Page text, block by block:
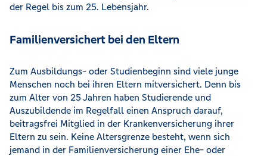
der Regel bis zum 25. Lebensjahr.
Familienversichert bei den Eltern
Zum Ausbildungs- oder Studienbeginn sind viele junge
Menschen noch bei ihren Eltern mitversichert. Denn bis
zum Alter von 25 Jahren haben Studierende und
Auszubildende im Regelfall einen Anspruch darauf,
beitragsfrei Mitglied in der Krankenversicherung ihrer
Eltern zu sein. Keine Altersgrenze besteht, wenn sich
jemand in der Familienversicherung einer Ehe- oder